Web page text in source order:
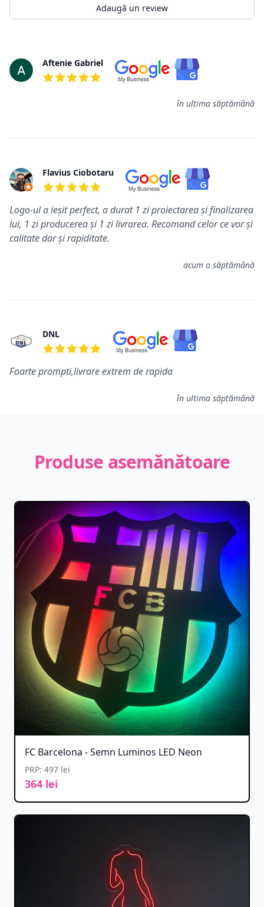
Adaugă un review
Review-uriAftenie Gabriel
în ultima săptămână
Flavius Ciobotaru
Logo-ul a ieșit perfect, a durat 1 zi proiectarea și finalizarea
lui, 1 zi producerea și 1 zi livrarea. Recomand celor ce vor și
calitate dar și rapiditate.
acum o săptămână
DNL
Foarte prompti,livrare extrem de rapida
în ultima săptămână
Produse asemănătoare
FC Barcelona - Semn Luminos LED Neon
PRP: 497 lei
364 lei